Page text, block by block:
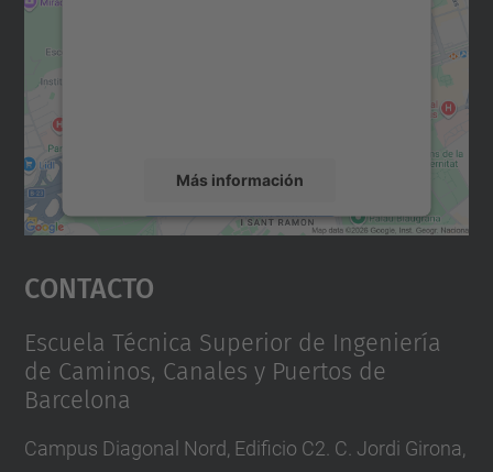
Más información
Aceptar
powered by
Contacto
Escuela Técnica Superior de Ingeniería
de Caminos, Canales y Puertos de
Barcelona
Campus Diagonal Nord, Edificio C2. C. Jordi Girona,